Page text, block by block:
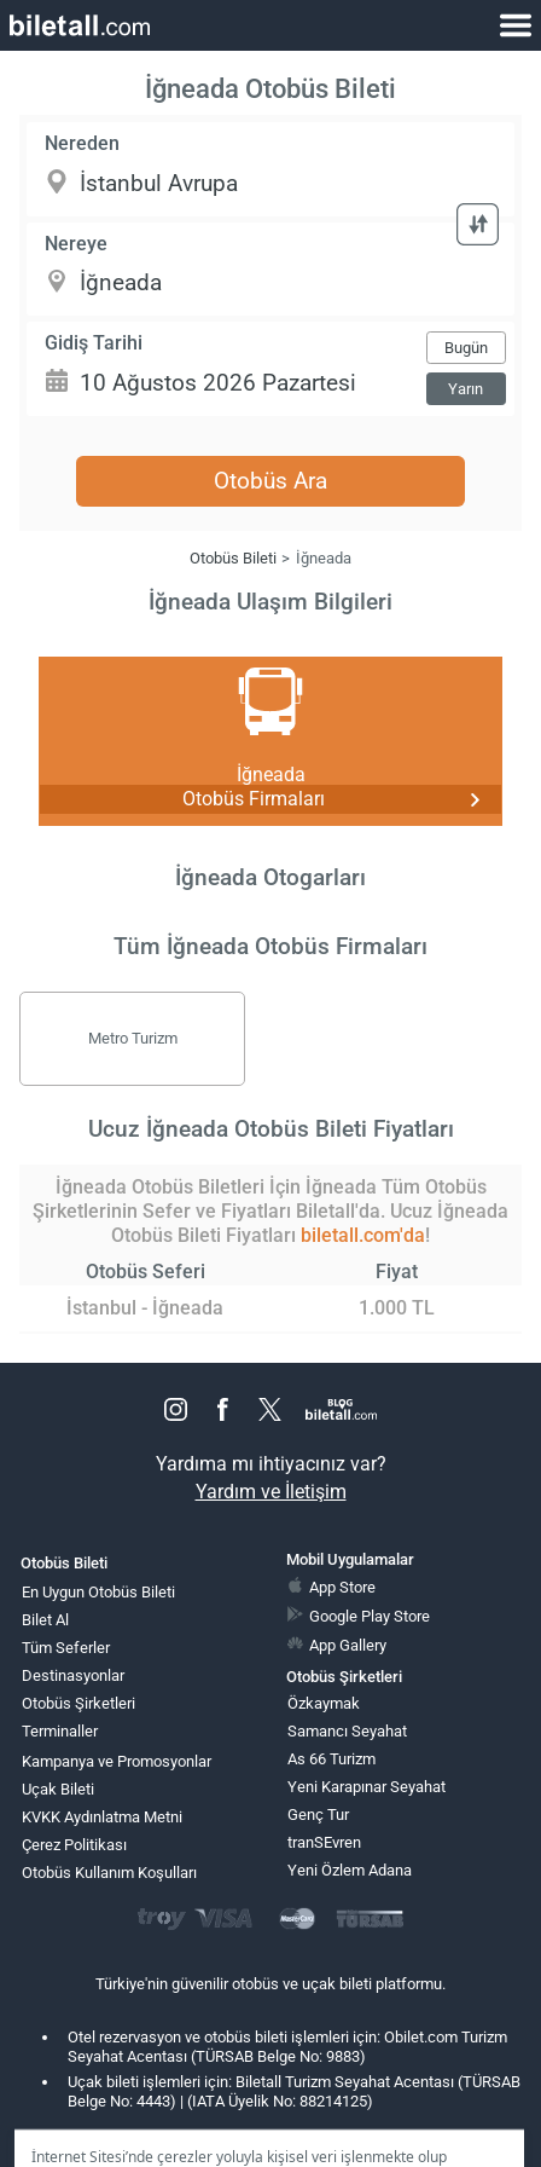
İnternet Sitesi’nde çerezler yoluyla kişisel veri işlenmekte olup
İğneada Otobüs Bileti
Nereden
Nereye
Gidiş Tarihi Bugün
Yarın
Otobüs Ara
Otobüs Bileti İğneada
İğneada Ulaşım Bilgileri
İğneada
Otobüs Firmaları
İğneada Otogarları
Tüm İğneada Otobüs Firmaları
Metro Turizm
Ucuz İğneada Otobüs Bileti Fiyatları
İğneada Otobüs Biletleri İçin İğneada Tüm Otobüs
Şirketlerinin Sefer ve Fiyatları Biletall'da. Ucuz İğneada
Otobüs Bileti Fiyatları biletall.com'da!
Otobüs Seferi
Fiyat
İstanbul - İğneada
1.000 TL
Yardıma mı ihtiyacınız var?
Yardım ve İletişim
Otobüs Bileti
En Uygun Otobüs Bileti
Bilet Al
Tüm Seferler
Destinasyonlar
Otobüs Şirketleri
Terminaller
Kampanya ve Promosyonlar
Uçak Bileti
KVKK Aydınlatma Metni
Çerez Politikası
Otobüs Kullanım Koşulları
Mobil Uygulamalar
App Store
Google Play Store
App Gallery
Otobüs Şirketleri
Özkaymak
Samancı Seyahat
As 66 Turizm
Yeni Karapınar Seyahat
Genç Tur
tranSEvren
Yeni Özlem Adana
Türkiye'nin güvenilir otobüs ve uçak bileti platformu.
Otel rezervasyon ve otobüs bileti işlemleri için: Obilet.com Turizm
Seyahat Acentası (TÜRSAB Belge No: 9883)
Uçak bileti işlemleri için: Biletall Turizm Seyahat Acentası (TÜRSAB
Belge No: 4443) | (IATA Üyelik No: 88214125)